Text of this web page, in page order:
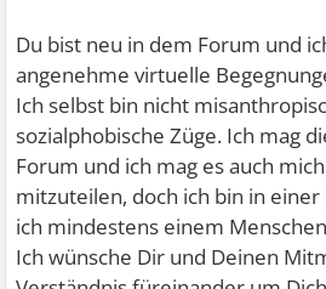
Du bist neu in dem Forum und
angenehme virtuelle
Ich selbst bin nicht
sozialphobische Züge. Ich mag
Forum und ich mag es auch
mitzuteilen, doch ich bin in einer
ich mindestens einem
Ich wünsche Dir und Deinen